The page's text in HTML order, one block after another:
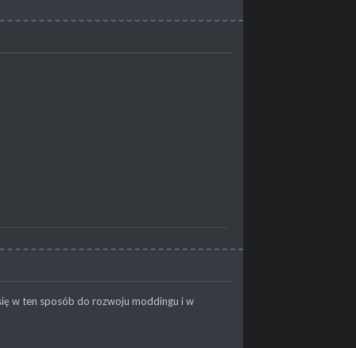
w ten sposób do rozwoju moddingu i w